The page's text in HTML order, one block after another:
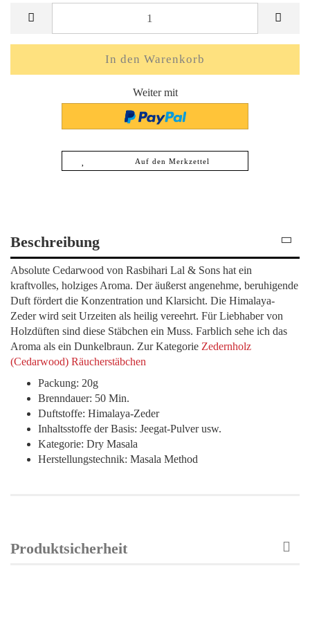
Weiter mit
Auf den Merkzettel
Beschreibung
Absolute Cedarwood von Rasbihari Lal & Sons hat ein
kraftvolles, holziges Aroma. Der äußerst angenehme, beruhigende
Duft fördert die Konzentration und Klarsicht. Die Himalaya-
Zeder wird seit Urzeiten als heilig vereehrt. Für Liebhaber von
Holzdüften sind diese Stäbchen ein Muss. Farblich sehe ich das
Aroma als ein Dunkelbraun. Zur Kategorie Zedernholz
(Cedarwood) Räucherstäbchen
Packung: 20g
Brenndauer: 50 Min.
Duftstoffe: Himalaya-Zeder
Inhaltsstoffe der Basis: Jeegat-Pulver usw.
Kategorie: Dry Masala
Herstellungstechnik: Masala Method
Produktsicherheit